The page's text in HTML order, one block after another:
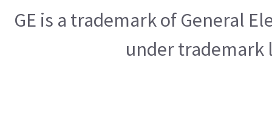
GE is a trademark of General
under trademark